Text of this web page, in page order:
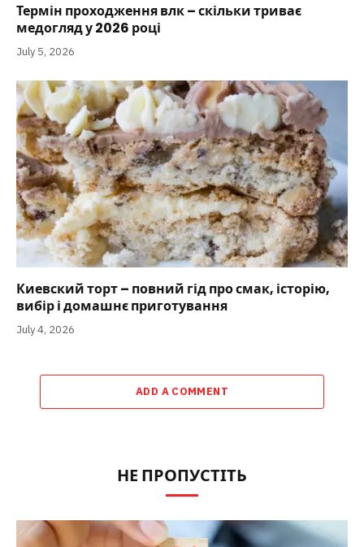
Термін проходження влк – скільки триває
медогляд у 2026 році
July 5, 2026
Киевский торт – повний гід про смак, історію,
вибір і домашнє приготування
July 4, 2026
ADD A COMMENT
НЕ ПРОПУСТІТЬ